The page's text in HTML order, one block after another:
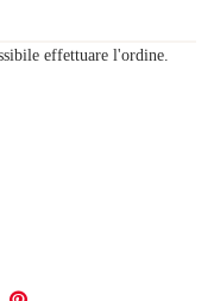
effettuare l'ordine.